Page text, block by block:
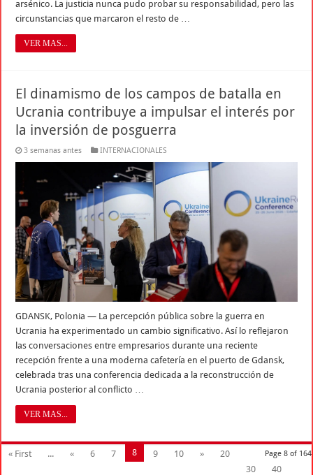
arsénico. La justicia nunca pudo probar su responsabilidad, pero las
circunstancias que marcaron el resto de …
VER MAS...
El dinamismo de los campos de batalla en
Ucrania contribuye a impulsar el interés por
la inversión de posguerra
3 semanas antes INTERNACIONALES
GDANSK, Polonia — La percepción pública sobre la guerra en
Ucrania ha experimentado un cambio significativo. Así lo reflejaron
las conversaciones entre empresarios durante una reciente
recepción frente a una moderna cafetería en el puerto de Gdansk,
celebrada tras una conferencia dedicada a la reconstrucción de
Ucrania posterior al conflicto …
VER MAS...
Page 8 of 164
« First ... « 6 7 8 9 10 »
20
30
40